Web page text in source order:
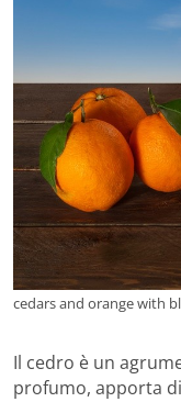
cedars and orange with
Il cedro è un
profumo, apporta